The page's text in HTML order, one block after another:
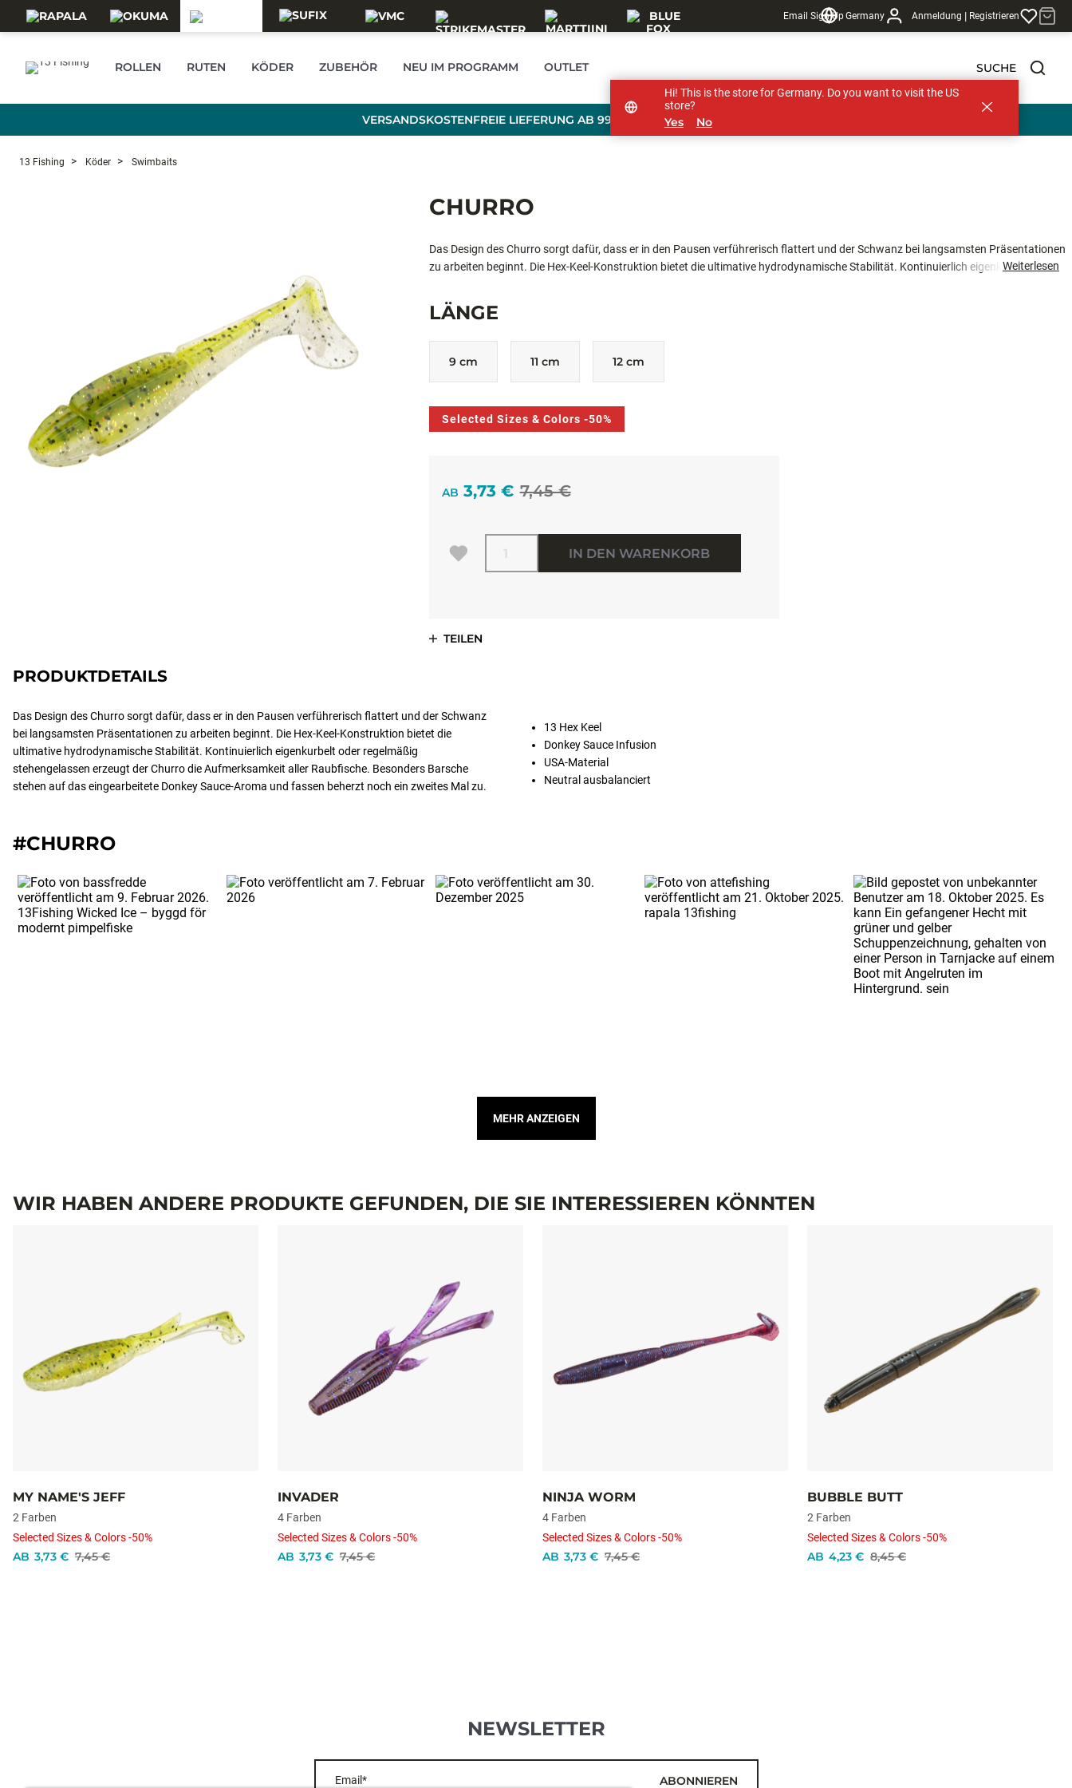
Email Sign UpGermany Anmeldung | Registrieren
ROLLEN RUTEN KÖDER ZUBEHÖR NEU IM PROGRAMM OUTLET SUCHE
VERSANDSKOSTENFREIE LIEFERUNG AB 99 € BESTELLWERT
13 Fishing Köder Swimbaits
CHURRO
Das Design des Churro sorgt dafür, dass er in den Pausen verführerisch flattert und der Schwanz bei langsamsten Präsentationen
zu arbeiten beginnt. Die Hex-Keel-Konstruktion bietet die ultimative hydrodynamische Stabilität. Kontinuierlich eigenkurbelt oder
eingearbeitete Donkey Sauce-Aroma und fassen beherzt noch ein zweites Mal zu.
Weiterlesen
LÄNGE
9 cm 11 cm 12 cm
Selected Sizes & Colors -50%
AB 7,45 €
3,73 €
Menge
IN DEN WARENKORB
TEILEN
PRODUKTDETAILS
Das Design des Churro sorgt dafür, dass er in den Pausen verführerisch flattert und der Schwanz
bei langsamsten Präsentationen zu arbeiten beginnt. Die Hex-Keel-Konstruktion bietet die
ultimative hydrodynamische Stabilität. Kontinuierlich eigenkurbelt oder regelmäßig
stehengelassen erzeugt der Churro die Aufmerksamkeit aller Raubfische. Besonders Barsche
stehen auf das eingearbeitete Donkey Sauce-Aroma und fassen beherzt noch ein zweites Mal zu.
13 Hex Keel
Donkey Sauce Infusion
USA-Material
Neutral ausbalanciert
#CHURRO
MEHR ANZEIGEN
WIR HABEN ANDERE PRODUKTE GEFUNDEN, DIE SIE INTERESSIEREN KÖNNTEN
MY NAME'S JEFF
2 Farben
Selected Sizes & Colors -50%
AB 7,45 €
3,73 €
INVADER
4 Farben
Selected Sizes & Colors -50%
AB 7,45 €
3,73 €
NINJA WORM
4 Farben
Selected Sizes & Colors -50%
AB 7,45 €
3,73 €
BUBBLE BUTT
2 Farben
Selected Sizes & Colors -50%
AB 8,45 €
4,23 €
NEWSLETTER
Email* ABONNIEREN
Hi! This is the store for Germany. Do you want to visit the US
store?
Yes No